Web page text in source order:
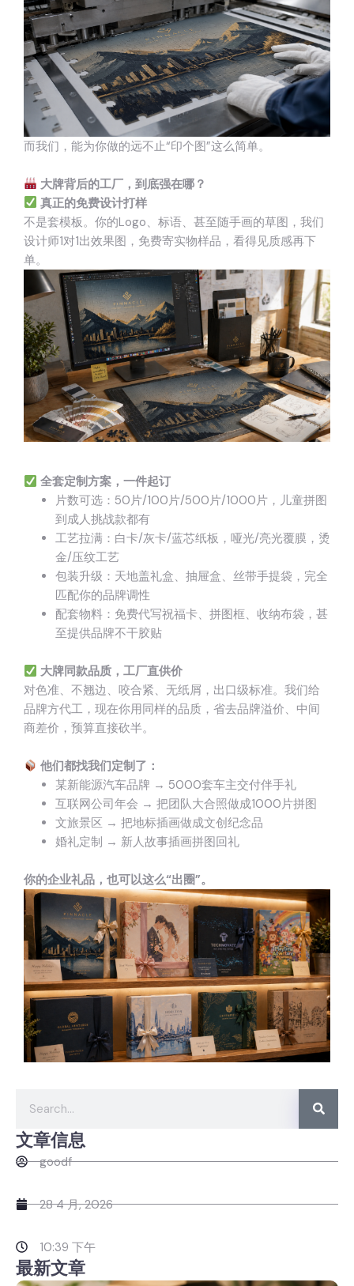
而我们，能为你做的远不止“印个图”这么简单。
大牌背后的工厂，到底强在哪？
真正的免费设计打样
不是套模板。你的Logo、标语、甚至随手画的草图，我们
设计师1对1出效果图，免费寄实物样品，看得见质感再下
单。
全套定制方案，一件起订
片数可选：50片/100片/500片/1000片，儿童拼图
到成人挑战款都有
工艺拉满：白卡/灰卡/蓝芯纸板，哑光/亮光覆膜，烫
金/压纹工艺
包装升级：天地盖礼盒、抽屉盒、丝带手提袋，完全
匹配你的品牌调性
配套物料：免费代写祝福卡、拼图框、收纳布袋，甚
至提供品牌不干胶贴
大牌同款品质，工厂直供价
对色准、不翘边、咬合紧、无纸屑，出口级标准。我们给
品牌方代工，现在你用同样的品质，省去品牌溢价、中间
商差价，预算直接砍半。
他们都找我们定制了：
某新能源汽车品牌 → 5000套车主交付伴手礼
互联网公司年会 → 把团队大合照做成1000片拼图
文旅景区 → 把地标插画做成文创纪念品
婚礼定制 → 新人故事插画拼图回礼
你的企业礼品，也可以这么“出圈”。
文章信息
goodf
28 4 月, 2026
10:39 下午
最新文章